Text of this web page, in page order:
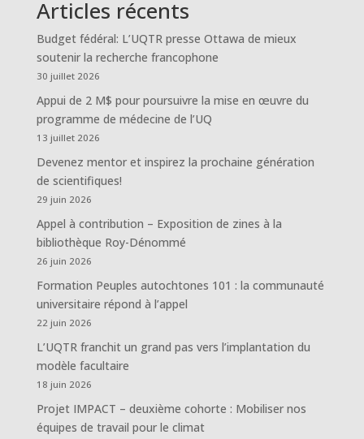
Articles récents
Budget fédéral: L’UQTR presse Ottawa de mieux
soutenir la recherche francophone
30 juillet 2026
Appui de 2 M$ pour poursuivre la mise en œuvre du
programme de médecine de l’UQ
13 juillet 2026
Devenez mentor et inspirez la prochaine génération
de scientifiques!
29 juin 2026
Appel à contribution – Exposition de zines à la
bibliothèque Roy-Dénommé
26 juin 2026
Formation Peuples autochtones 101 : la communauté
universitaire répond à l’appel
22 juin 2026
L’UQTR franchit un grand pas vers l’implantation du
modèle facultaire
18 juin 2026
Projet IMPACT – deuxième cohorte : Mobiliser nos
équipes de travail pour le climat